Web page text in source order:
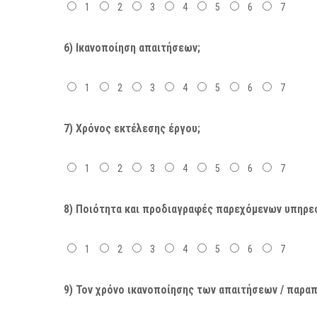
1 2 3 4 5 6 7
6) Ικανοποίηση απαιτήσεων;
1 2 3 4 5 6 7
7) Χρόνος εκτέλεσης έργου;
1 2 3 4 5 6 7
8) Ποιότητα και προδιαγραφές παρεχόμενων
1 2 3 4 5 6 7
9) Τον χρόνο ικανοποίησης των απαιτήσεων /